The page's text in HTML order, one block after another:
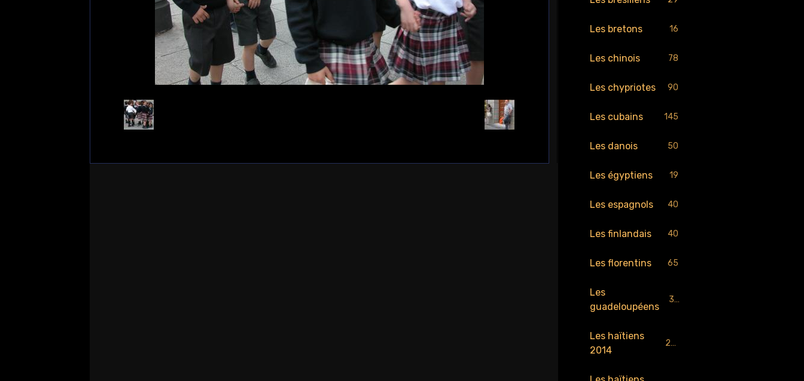
Les bretons 16
Les chinois 78
Les chypriotes 90
Les cubains 145
Les danois 50
Les égyptiens 19
Les espagnols 40
Les finlandais 40
Les florentins 65
Les
guadeloupéens
30
Les haïtiens
2014
218